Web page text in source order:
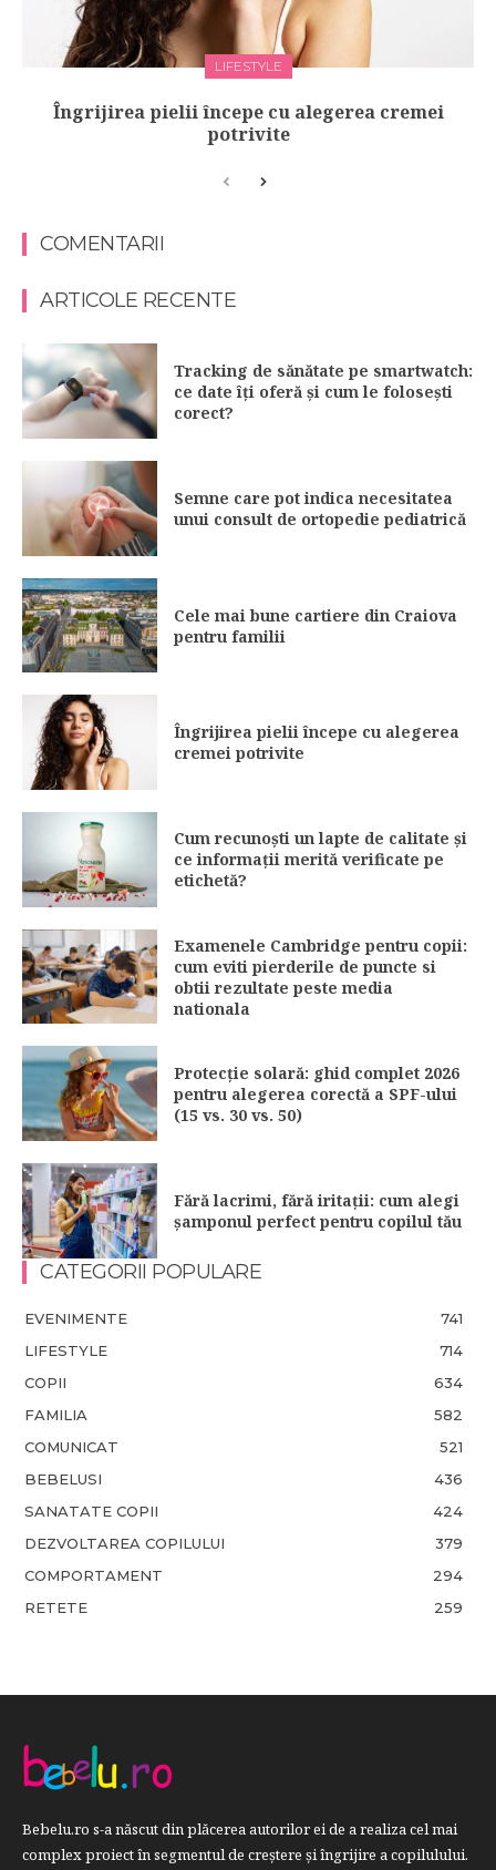
LIFESTYLE
Îngrijirea pielii începe cu alegerea cremei
potrivite
COMENTARII
ARTICOLE RECENTE
Tracking de sănătate pe smartwatch:
ce date îți oferă și cum le folosești
corect?
Semne care pot indica necesitatea
unui consult de ortopedie pediatrică
Cele mai bune cartiere din Craiova
pentru familii
Îngrijirea pielii începe cu alegerea
cremei potrivite
Cum recunoști un lapte de calitate și
ce informații merită verificate pe
etichetă?
Examenele Cambridge pentru copii:
cum eviti pierderile de puncte si
obtii rezultate peste media
nationala
Protecție solară: ghid complet 2026
pentru alegerea corectă a SPF-ului
(15 vs. 30 vs. 50)
Fără lacrimi, fără iritații: cum alegi
șamponul perfect pentru copilul tău
CATEGORII POPULARE
EVENIMENTE
741
LIFESTYLE
714
COPII
634
FAMILIA
582
COMUNICAT
521
BEBELUSI
436
SANATATE COPII
424
DEZVOLTAREA COPILULUI
379
COMPORTAMENT
294
RETETE
259
Bebelu.ro s-a născut din plăcerea autorilor ei de a realiza cel mai
complex proiect în segmentul de creştere şi îngrijire a copilulului.